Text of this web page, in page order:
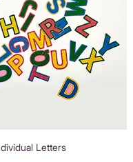
Letters